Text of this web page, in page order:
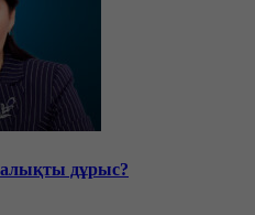
дұрыс?